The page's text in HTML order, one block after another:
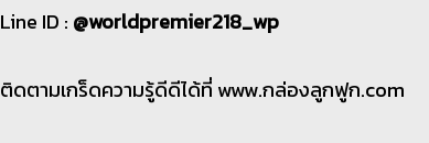
Line ID : @worldpremier218_wp
ติดตามเกร็ดความรู้ดีดีได้ที่ www.กล่องลูกฟูก.com